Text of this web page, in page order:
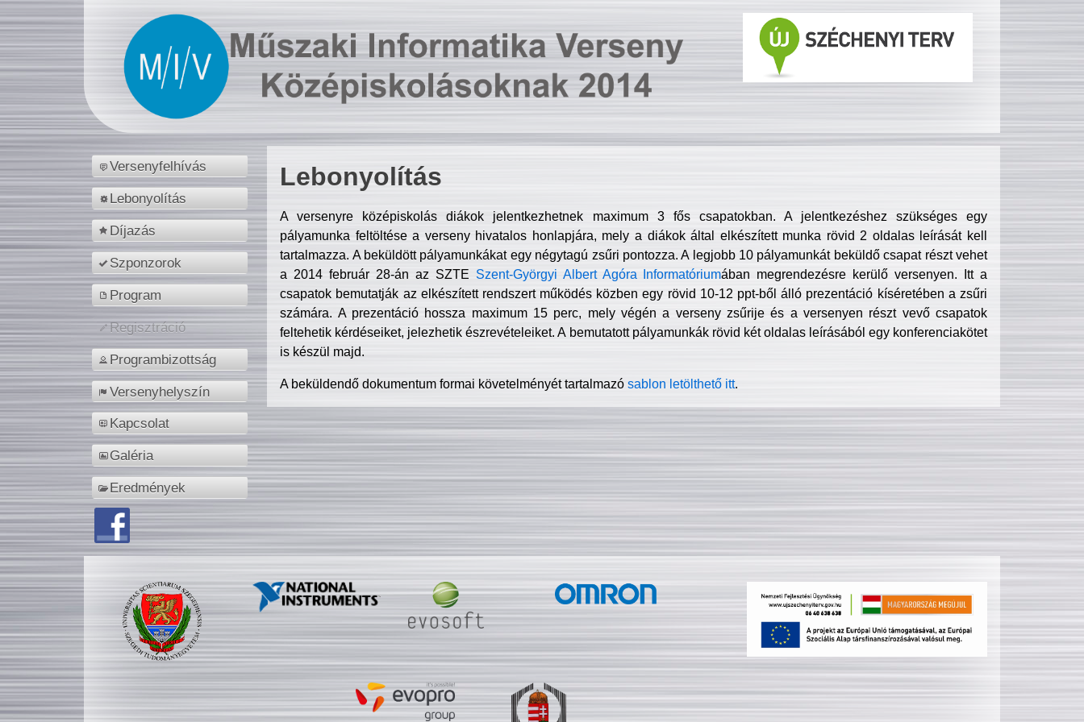
Versenyfelhívás
Lebonyolítás
Díjazás
Szponzorok
Program
Regisztráció
Programbizottság
Versenyhelyszín
Kapcsolat
Galéria
Eredmények
Lebonyolítás
A versenyre középiskolás diákok jelentkezhetnek maximum 3 fős csapatokban. A jelentkezéshez szükséges egy
pályamunka feltöltése a verseny hivatalos honlapjára, mely a diákok által elkészített munka rövid 2 oldalas leírását kell
tartalmazza. A beküldött pályamunkákat egy négytagú zsűri pontozza. A legjobb 10 pályamunkát beküldő csapat részt vehet
a 2014 február 28-án az SZTE Szent-Györgyi Albert Agóra Informatóriumában megrendezésre kerülő versenyen. Itt a
csapatok bemutatják az elkészített rendszert működés közben egy rövid 10-12 ppt-ből álló prezentáció kíséretében a zsűri
számára. A prezentáció hossza maximum 15 perc, mely végén a verseny zsűrije és a versenyen részt vevő csapatok
feltehetik kérdéseiket, jelezhetik észrevételeiket. A bemutatott pályamunkák rövid két oldalas leírásából egy konferenciakötet
is készül majd.
A beküldendő dokumentum formai követelményét tartalmazósablon letölthető itt.